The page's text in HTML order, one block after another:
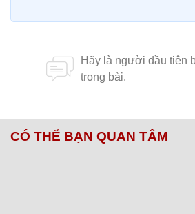
CÓ THỂ BẠN QUAN TÂM